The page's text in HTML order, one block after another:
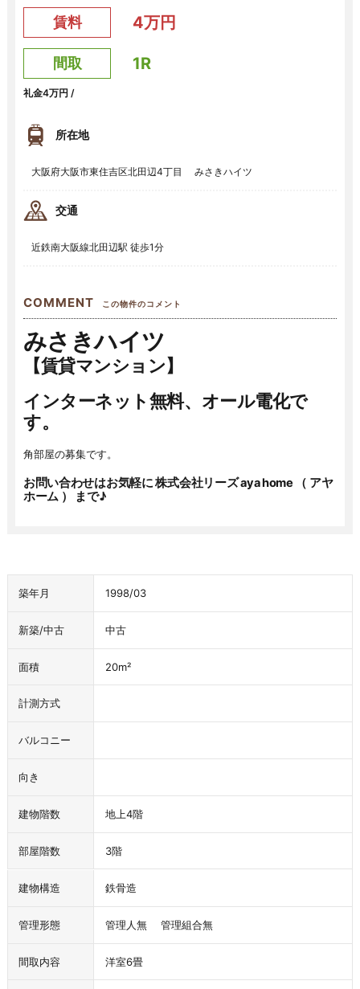
賃料 4万円
間取 1R
礼金4万円 /
所在地
大阪府大阪市東住吉区北田辺4丁目 みさきハイツ
交通
近鉄南大阪線北田辺駅 徒歩1分
COMMENT この物件のコメント
みさきハイツ
【賃貸マンション】
インターネット無料、オール電化で
す。
角部屋の募集です。
お問い合わせはお気軽に 株式会社リーズ aya home （ アヤ
ホーム ） まで♪
築年月 1998/03
新築/中古 中古
面積 20m²
計測方式
バルコニー
向き
建物階数 地上4階
部屋階数 3階
建物構造 鉄骨造
管理形態 管理人無 管理組合無
間取内容 洋室6畳